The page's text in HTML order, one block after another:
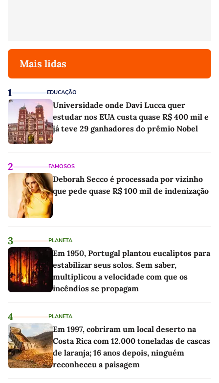
Mais lidas
1 EDUCAÇÃO
Universidade onde Davi Lucca quer
estudar nos EUA custa quase R$ 400 mil e
já teve 29 ganhadores do prêmio Nobel
2 FAMOSOS
Deborah Secco é processada por vizinho
que pede quase R$ 100 mil de indenização
3 PLANETA
Em 1950, Portugal plantou eucaliptos para
estabilizar seus solos. Sem saber,
multiplicou a velocidade com que os
incêndios se propagam
4 PLANETA
Em 1997, cobriram um local deserto na
Costa Rica com 12.000 toneladas de cascas
de laranja; 16 anos depois, ninguém
reconheceu a paisagem